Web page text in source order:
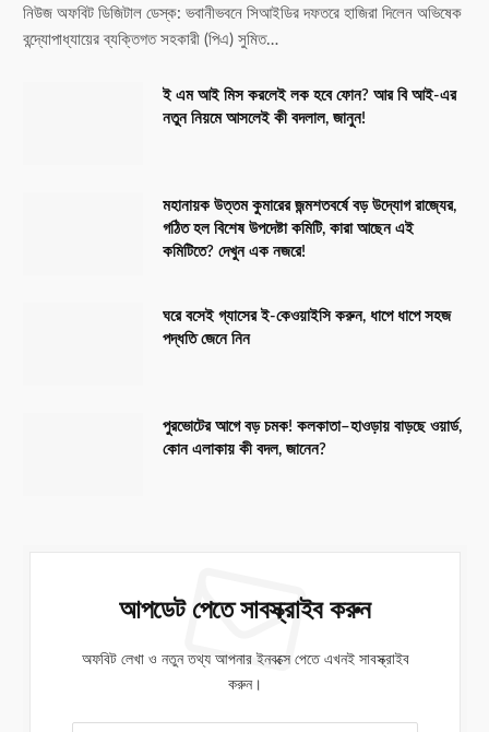
নিউজ অফবিট ডিজিটাল ডেস্ক: ভবানীভবনে সিআইডির দফতরে হাজিরা দিলেন অভিষেক
বন্দ্যোপাধ্যায়ের ব্যক্তিগত সহকারী (পিএ) সুমিত…
ই এম আই মিস করলেই লক হবে ফোন? আর বি আই-এর
নতুন নিয়মে আসলেই কী বদলাল, জানুন!
মহানায়ক উত্তম কুমারের জন্মশতবর্ষে বড় উদ্যোগ রাজ্যের,
গঠিত হল বিশেষ উপদেষ্টা কমিটি, কারা আছেন এই
কমিটিতে? দেখুন এক নজরে!
ঘরে বসেই গ্যাসের ই-কেওয়াইসি করুন, ধাপে ধাপে সহজ
পদ্ধতি জেনে নিন
পুরভোটের আগে বড় চমক! কলকাতা–হাওড়ায় বাড়ছে ওয়ার্ড,
কোন এলাকায় কী বদল, জানেন?
আপডেট পেতে সাবস্ক্রাইব করুন
অফবিট লেখা ও নতুন তথ্য আপনার ইনবক্সে পেতে এখনই সাবস্ক্রাইব
করুন।